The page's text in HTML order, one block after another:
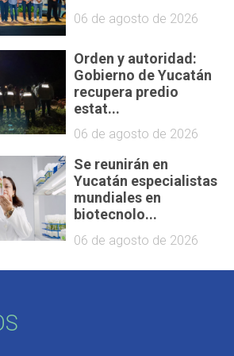
06 de agosto de 2026
Orden y autoridad:
Gobierno de Yucatán
recupera predio
estat...
06 de agosto de 2026
Se reunirán en
Yucatán especialistas
mundiales en
biotecnolo...
06 de agosto de 2026